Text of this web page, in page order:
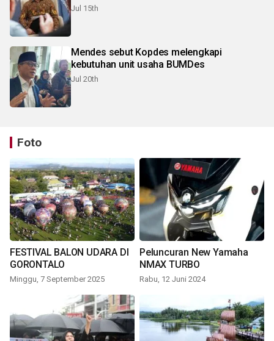
Jul 15th
Mendes sebut Kopdes melengkapi
kebutuhan unit usaha BUMDes
Jul 20th
Foto
FESTIVAL BALON UDARA DI
GORONTALO
Minggu, 7 September 2025
Peluncuran New Yamaha
NMAX TURBO
Rabu, 12 Juni 2024